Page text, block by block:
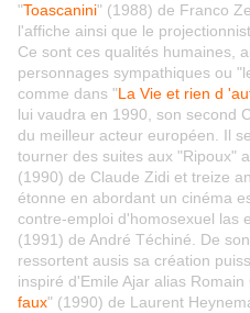
"Toascanini" (1988) de Franco
l'affiche ainsi que le
Ce sont ces qualités humaines,
personnages sympathiques ou
comme dans "La Vie et rien d
lui vaudra en 1990, son second
du meilleur acteur européen. Il
tourner des suites aux "Ripoux"
(1990) de Claude Zidi et treize
étonne en abordant un cinéma
contre-emploi d'homosexuel las
(1991) de André Téchiné. De
ressortent ausis sa création
inspiré d'Emile Ajar alias Romain
faux" (1990) de Laurent